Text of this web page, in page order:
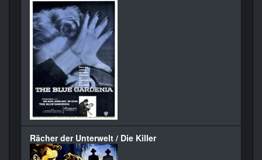
Rächer der Unterwelt / Die Killer